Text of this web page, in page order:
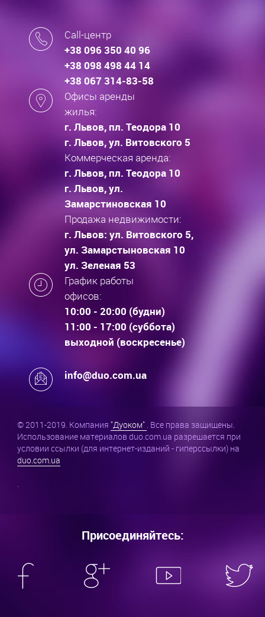
Call-центр
+38 096 350 40 96
+38 098 498 44 14
+38 067 314-83-58
Офисы аренды
жилья:
г. Львов, пл. Теодора 10
г. Львов, ул. Витовского 5
Коммерческая аренда:
г. Львов, пл. Теодора 10
г. Львов, ул.
Замарстиновская 10
Продажа недвижимости:
г. Львов: ул. Витовского 5,
ул. Замарстыновская 10
ул. Зеленая 53
График работы
офисов:
10:00 - 20:00 (будни)
11:00 - 17:00 (суббота)
выходной (воскресенье)
info@duo.com.ua
© 2011-2019. Компания "Дуоком" . Все права защищены.
Использование материалов duo.com.ua разрешается при
условии ссылки (для интернет-изданий - гиперссылки) на
duo.com.ua
.
Присоединяйтесь: